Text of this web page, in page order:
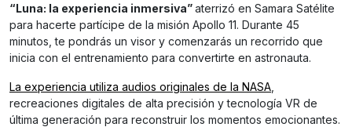
“Luna: la experiencia inmersiva”aterrizó en Samara Satélite
para hacerte partícipe de la misión Apollo 11. Durante 45
minutos, te pondrás un visor y comenzarás un recorrido que
inicia con el entrenamiento para convertirte en astronauta.
La experiencia utiliza audios originales de la NASA
recreaciones digitales de alta precisión y tecnología VR de
última generación para reconstruir los momentos emocionantes.